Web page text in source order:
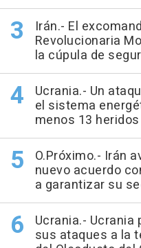
Irán.- El
Revolucionaria
la cúpula de
Ucrania.- Un
el sistema
menos 13 heridos
O.Próximo.- Irán
nuevo acuerdo
a garantizar su
Ucrania.- Ucrania
sus ataques a la